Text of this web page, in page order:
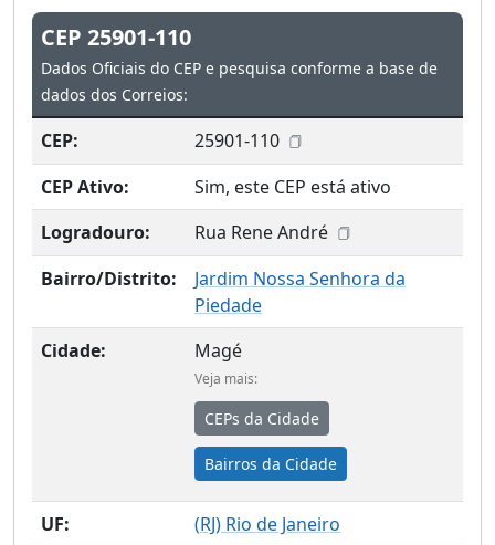
CEP 25901-110
Dados Oficiais do CEP e pesquisa conforme a base de
dados dos Correios:
CEP:
25901-110
CEP Ativo:
Sim, este CEP está ativo
Logradouro:
Rua Rene André
Bairro/Distrito:
Jardim Nossa Senhora da
Piedade
Cidade:
Magé
Veja mais:
CEPs da Cidade
Bairros da Cidade
UF: (RJ) Rio de Janeiro